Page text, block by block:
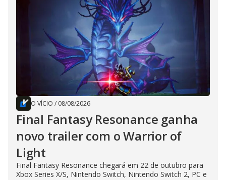
O VÍCIO / 08/08/2026
Final Fantasy Resonance ganha
novo trailer com o Warrior of
Light
Final Fantasy Resonance chegará em 22 de outubro para
Xbox Series X/S, Nintendo Switch, Nintendo Switch 2, PC e